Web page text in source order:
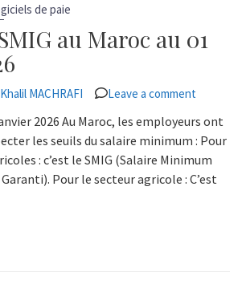
de paie
au Maroc au 01
Khalil MACHRAFI Leave a comment
2026 Au Maroc, les employeurs ont
les seuils du salaire minimum : Pour
: c’est le SMIG (Salaire Minimum
Pour le secteur agricole : C’est